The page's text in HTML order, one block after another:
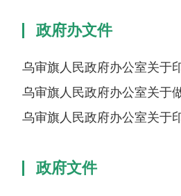
政府办文件
乌审旗人民政府办公室关于
乌审旗人民政府办公室关于
乌审旗人民政府办公室关于
政府文件